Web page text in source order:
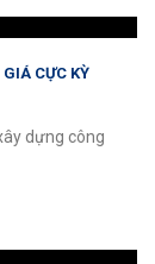
CỰC KỲ
dựng công